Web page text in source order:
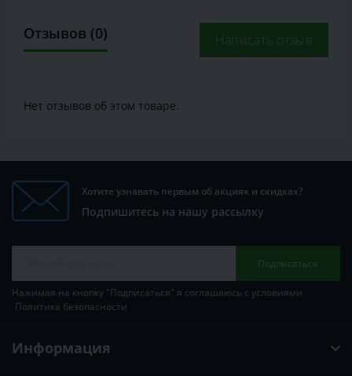
Отзывов (0) Написать отзыв
Нет отзывов об этом товаре.
Хотите узнавать первым об акциях и скидках?
Подпишитесь на нашу рассылку
Подписаться
Нажимая на кнопку "Подписаться" я соглашаюсь с условиями
Политика безопасности
Информация